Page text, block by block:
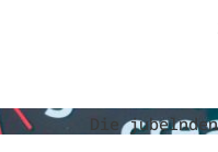
Die